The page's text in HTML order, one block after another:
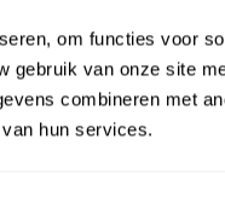
om functies voor
gebruik van onze site
combineren met
hun services.
JE
direct een code voor 5%